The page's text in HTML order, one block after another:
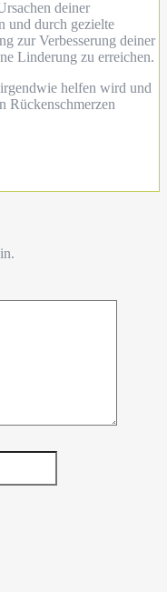
deiner
und durch gezielte
zur Verbesserung deiner
Linderung zu erreichen.
helfen wird und
Rückenschmerzen